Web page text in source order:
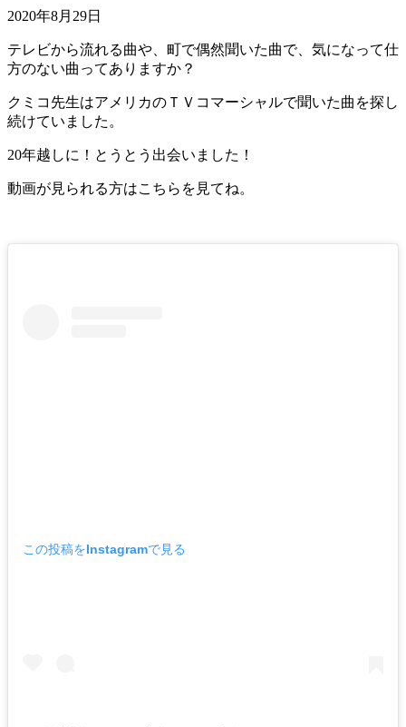
2020年8月29日
テレビから流れる曲や、町で偶然聞いた曲で、気になって仕
方のない曲ってありますか？
クミコ先生はアメリカのＴＶコマーシャルで聞いた曲を探し
続けていました。
20年越しに！とうとう出会いました！
動画が見られる方はこちらを見てね。
この投稿をInstagramで見る